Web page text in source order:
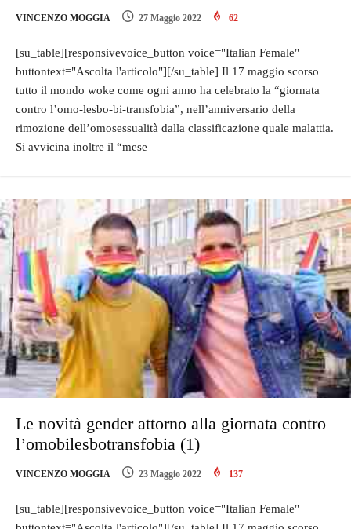
VINCENZO MOGGIA 27 Maggio 2022 62
[su_table][responsivevoice_button voice="Italian Female"
buttontext="Ascolta l'articolo"][/su_table] Il 17 maggio scorso
tutto il mondo woke come ogni anno ha celebrato la “giornata
contro l’omo-lesbo-bi-transfobia”, nell’anniversario della
rimozione dell’omosessualità dalla classificazione quale malattia.
Si avvicina inoltre il “mese
Le novità gender attorno alla giornata contro
l’omobilesbotransfobia (1)
VINCENZO MOGGIA 23 Maggio 2022 137
[su_table][responsivevoice_button voice="Italian Female"